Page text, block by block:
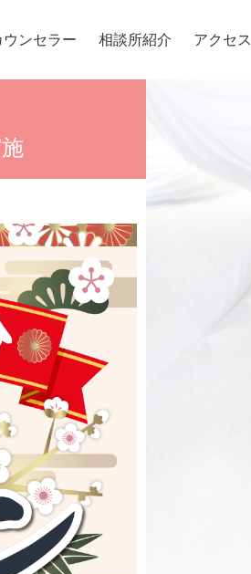
ウンセラー 相談所紹介 アクセス